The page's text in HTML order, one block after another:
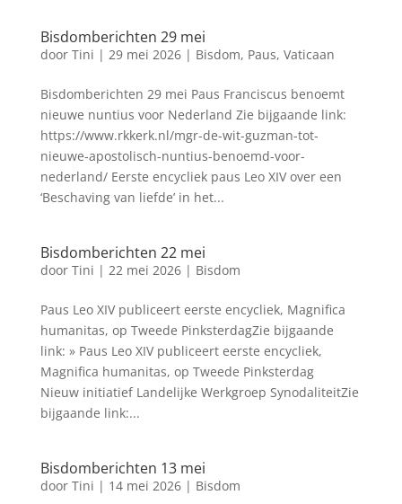
Bisdomberichten 29 mei
door Tini | 29 mei 2026| Bisdom, Paus, Vaticaan
Bisdomberichten 29 mei Paus Franciscus benoemt
nieuwe nuntius voor Nederland Zie bijgaande link:
https://www.rkkerk.nl/mgr-de-wit-guzman-tot-
nieuwe-apostolisch-nuntius-benoemd-voor-
nederland/ Eerste encycliek paus Leo XIV over een
‘Beschaving van liefde’ in het...
Bisdomberichten 22 mei
door Tini | 22 mei 2026| Bisdom
Paus Leo XIV publiceert eerste encycliek, Magnifica
humanitas, op Tweede PinksterdagZie bijgaande
link: » Paus Leo XIV publiceert eerste encycliek,
Magnifica humanitas, op Tweede Pinksterdag
Nieuw initiatief Landelijke Werkgroep SynodaliteitZie
bijgaande link:...
Bisdomberichten 13 mei
door Tini | 14 mei 2026| Bisdom